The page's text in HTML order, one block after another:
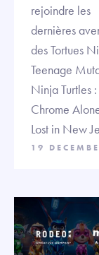
rejoindre les
dernières
des Tortues
Teenage
Ninja Turtles :
Chrome
Lost in New
19